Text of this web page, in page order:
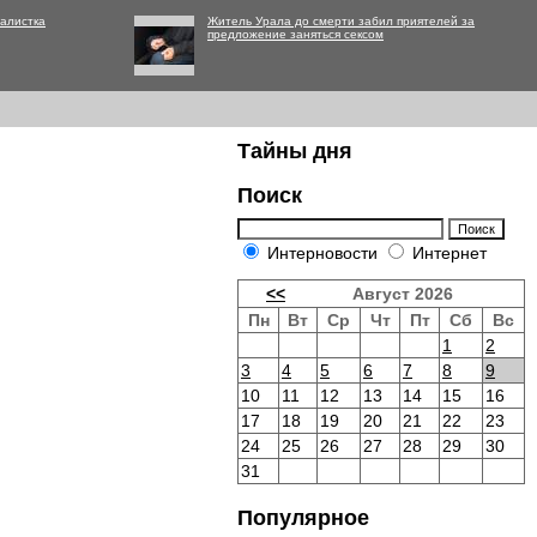
Житель Урала до смерти забил приятелей за
предложение заняться сексом
Тайны дня
Поиск
Интерновости Интернет
<<
Август 2026
Пн
Вт Ср Чт Пт Сб
Вс
1
2
3
4 5 6 7 8
9
10
11 12 13 14 15
16
17
18 19 20 21 22
23
24
25 26 27 28 29
30
31
Популярное